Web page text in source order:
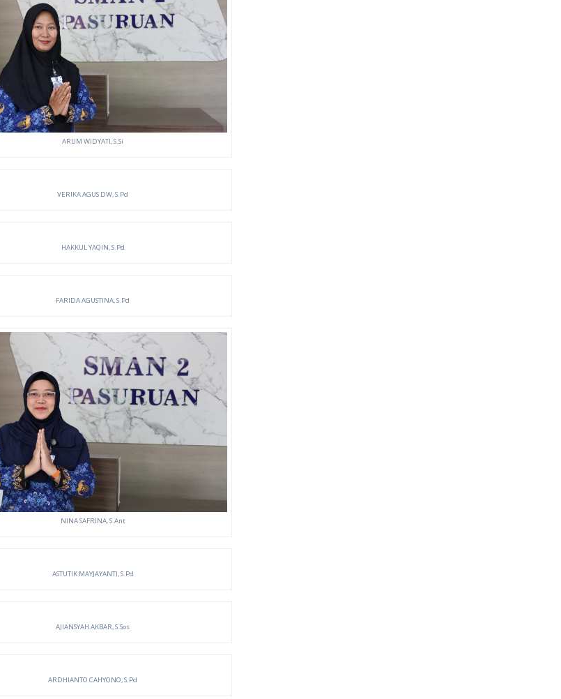
ARUM WIDYATI, S.Si
VERIKA AGUS DW, S.Pd
HAKKUL YAQIN, S.Pd
FARIDA AGUSTINA, S.Pd
NINA SAFRINA, S.Ant
ASTUTIK MAYJAYANTI, S.Pd
AJIANSYAH AKBAR, S.Sos
ARDHIANTO CAHYONO, S.Pd